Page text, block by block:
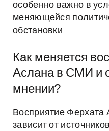
особенно важно в
меняющейся
обстановки.
Как меняется
Аслана в СМИ и
мнении?
Восприятие Ферхата
зависит от